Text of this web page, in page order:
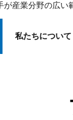
産業分野の広
私たちについて